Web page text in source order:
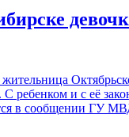
жительница
ребенком и с её
в сообщении ГУ